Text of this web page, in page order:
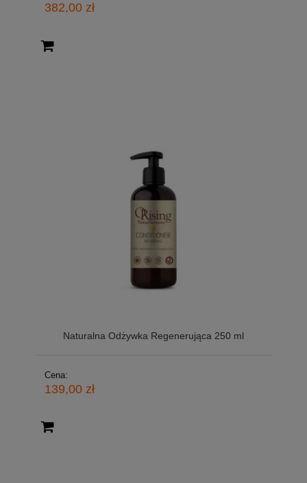
382,00 zł
Naturalna Odżywka Regenerująca 250 ml
Cena:
139,00 zł